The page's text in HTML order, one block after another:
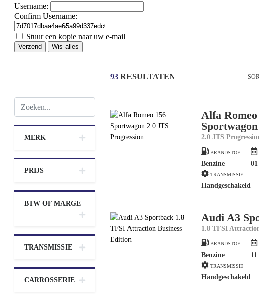
Username:
Confirm Username:
Stuur een kopie naar uw e-mail
Verzend Wis alles
MERK
PRIJS
BTW OF MARGE
TRANSMISSIE
CARROSSERIE
93 RESULTATEN
Alfa
Sportwagon
2.0 JTS
BRANDSTOF
Benzine
TRANSMISSIE
Handgeschakeld
Audi A3
1.8 TFSI
BRANDSTOF
Benzine
TRANSMISSIE
Handgeschakeld